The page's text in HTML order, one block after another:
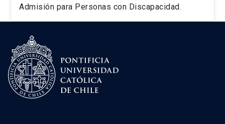
Admisión para Personas con Discapacidad.